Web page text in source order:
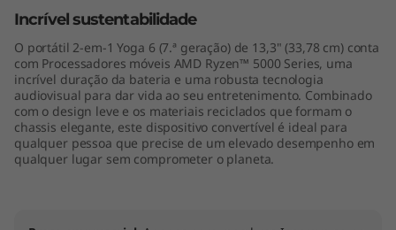
Incrível sustentabilidade
O portátil 2-em-1 Yoga 6 (7.ª geração) de 13,3" (33,78 cm) conta
com Processadores móveis AMD Ryzen™ 5000 Series, uma
incrível duração da bateria e uma robusta tecnologia
audiovisual para dar vida ao seu entretenimento. Combinado
com o design leve e os materiais reciclados que formam o
chassis elegante, este dispositivo convertível é ideal para
qualquer pessoa que precise de um elevado desempenho em
qualquer lugar sem comprometer o planeta.